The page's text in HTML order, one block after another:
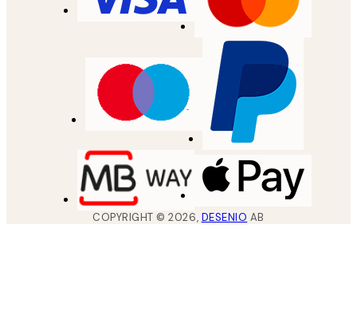
COPYRIGHT ©2026, DESENIO AB